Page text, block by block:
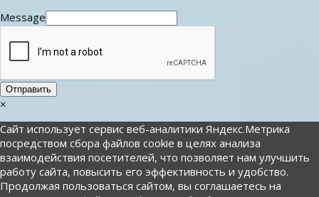
Message
Отправить
×
Сайт использует сервис веб-аналитики Яндекс.Метрика
посредством сбора файлов cookie в целях анализа
взаимодействия посетителей, что позволяет нам улучшить
работу сайта, повысить его эффективность и удобство.
Продолжая пользоваться сайтом, вы соглашаетесь на